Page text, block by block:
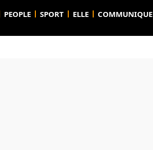
PEOPLE SPORT ELLE COMMUNIQUE